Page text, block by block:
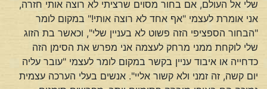
שלי אל העולם, אם בחור מסוים שרציתי לא רוצה אותי חזרה,
אני אומרת לעצמי "אף אחד לא רוצה אותי!" במקום לומר
"הבחור הספציפי הזה פשוט לא בעניין שלי", וכאשר בת הזוג
שלי לוקחת ממני מרחק לעצמה אני מפרש את הסימן הזה
כדחייה או איבוד עניין בקשר במקום לומר לעצמי "עובר עליה
יום קשה, זה זמני ולא קשור אליי". אנשים בעלי הערכה עצמית